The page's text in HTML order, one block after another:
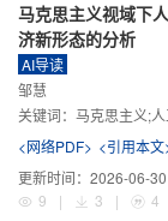
马克思主义视域下
济新形态的分析
AI导读
邹慧
关键词： 马克思主义;人
<网络PDF> <引用本文
更新时间： 2026-06-30
9
| 3 | 4